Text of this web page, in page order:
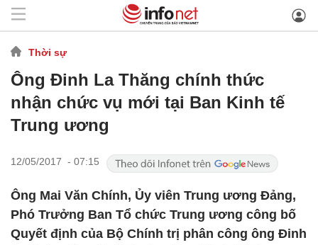
Thời sự
Ông Đinh La Thăng chính thức
nhận chức vụ mới tại Ban Kinh tế
Trung ương
12/05/2017 - 07:15
Ông Mai Văn Chính, Ủy viên Trung ương Đảng,
Phó Trưởng Ban Tổ chức Trung ương công bố
Quyết định của Bộ Chính trị phân công ông Đinh